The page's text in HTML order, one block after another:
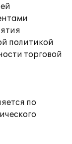
политикой
торговой
по